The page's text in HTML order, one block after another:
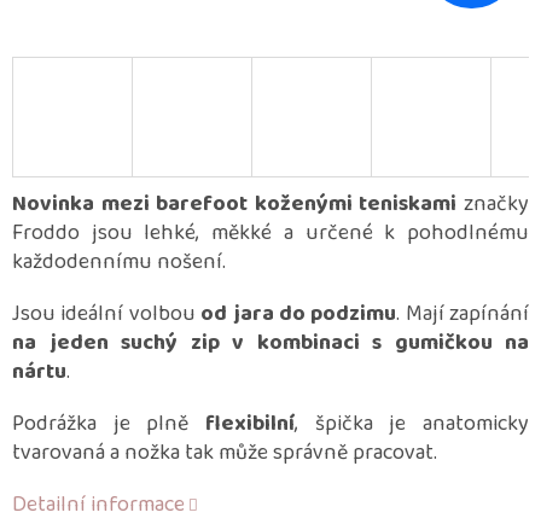
Novinka mezi barefoot koženými teniskami značky
Froddo jsou lehké, měkké a určené k pohodlnému
každodennímu nošení.
Jsou ideální volbou od jara do podzimu. Mají zapínání
na jeden suchý zip v kombinaci s gumičkou na
nártu.
Podrážka je plně flexibilní, špička je anatomicky
tvarovaná a nožka tak může správně pracovat.
Detailní informace